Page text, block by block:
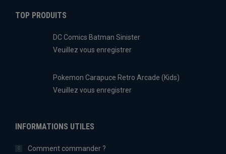
TOP PRODUITS
DC Comics Batman Sinister
Veuillez vous enregistrer
Pokemon Carapuce Retro Arcade (Kids)
Veuillez vous enregistrer
INFORMATIONS UTILES
Comment commander ?